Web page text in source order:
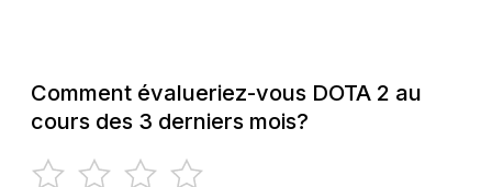
Comment évalueriez-vous DOTA 2 au
cours des 3 derniers mois?